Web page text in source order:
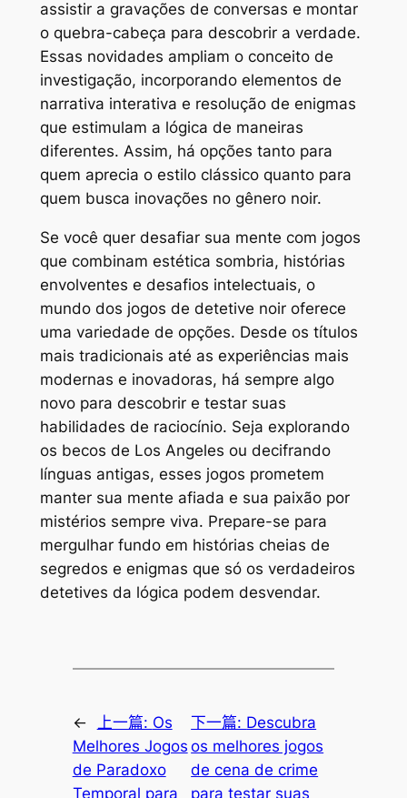
assistir a gravações de conversas e montar
o quebra-cabeça para descobrir a verdade.
Essas novidades ampliam o conceito de
investigação, incorporando elementos de
narrativa interativa e resolução de enigmas
que estimulam a lógica de maneiras
diferentes. Assim, há opções tanto para
quem aprecia o estilo clássico quanto para
quem busca inovações no gênero noir.
Se você quer desafiar sua mente com jogos
que combinam estética sombria, histórias
envolventes e desafios intelectuais, o
mundo dos jogos de detetive noir oferece
uma variedade de opções. Desde os títulos
mais tradicionais até as experiências mais
modernas e inovadoras, há sempre algo
novo para descobrir e testar suas
habilidades de raciocínio. Seja explorando
os becos de Los Angeles ou decifrando
línguas antigas, esses jogos prometem
manter sua mente afiada e sua paixão por
mistérios sempre viva. Prepare-se para
mergulhar fundo em histórias cheias de
segredos e enigmas que só os verdadeiros
detetives da lógica podem desvendar.
← 上一篇: Os
Melhores Jogos
de Paradoxo
Temporal para
下一篇: Descubra
os melhores jogos
de cena de crime
para testar suas